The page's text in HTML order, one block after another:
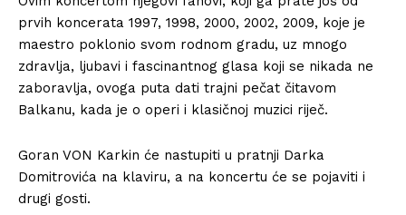
prvih koncerata 1997, 1998, 2000, 2002, 2009, koje je
maestro poklonio svom rodnom gradu, uz mnogo
zdravlja, ljubavi i fascinantnog glasa koji se nikada ne
zaboravlja, ovoga puta dati trajni pečat čitavom
Balkanu, kada je o operi i klasičnoj muzici riječ.
Goran VON Karkin će nastupiti u pratnji Darka
Domitrovića na klaviru, a na koncertu će se pojaviti i
drugi gosti.